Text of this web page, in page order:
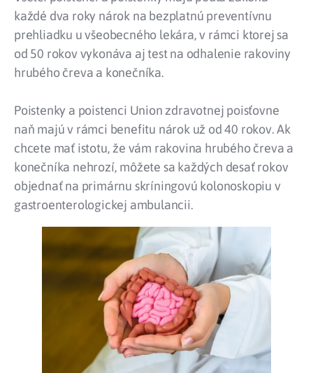
každé dva roky nárok na bezplatnú preventívnu
prehliadku u všeobecného lekára, v rámci ktorej sa
od 50 rokov vykonáva aj test na odhalenie rakoviny
hrubého čreva a konečníka.
Poistenky a poistenci Union zdravotnej poisťovne
naň majú v rámci benefitu nárok už od 40 rokov. Ak
chcete mať istotu, že vám rakovina hrubého čreva a
konečníka nehrozí, môžete sa každých desať rokov
objednať na primárnu skríningovú kolonoskopiu v
gastroenterologickej ambulancii.